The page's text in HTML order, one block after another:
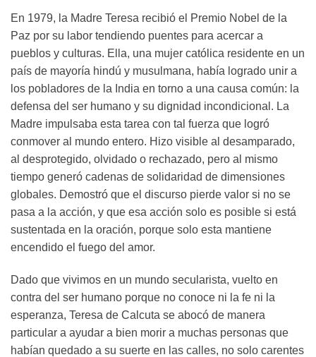
En 1979, la Madre Teresa recibió el Premio Nobel de la
Paz por su labor tendiendo puentes para acercar a
pueblos y culturas. Ella, una mujer católica residente en un
país de mayoría hindú y musulmana, había logrado unir a
los pobladores de la India en torno a una causa común: la
defensa del ser humano y su dignidad incondicional. La
Madre impulsaba esta tarea con tal fuerza que logró
conmover al mundo entero. Hizo visible al desamparado,
al desprotegido, olvidado o rechazado, pero al mismo
tiempo generó cadenas de solidaridad de dimensiones
globales. Demostró que el discurso pierde valor si no se
pasa a la acción, y que esa acción solo es posible si está
sustentada en la oración, porque solo esta mantiene
encendido el fuego del amor.
Dado que vivimos en un mundo secularista, vuelto en
contra del ser humano porque no conoce ni la fe ni la
esperanza, Teresa de Calcuta se abocó de manera
particular a ayudar a bien morir a muchas personas que
habían quedado a su suerte en las calles, no solo carentes